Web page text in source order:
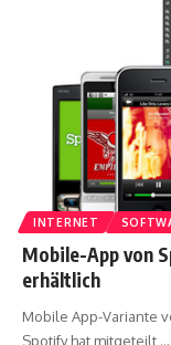
INTERNET
Mobile-App von
erhältlich
Mobile App-Variante
Spotify hat mitgeteilt, …